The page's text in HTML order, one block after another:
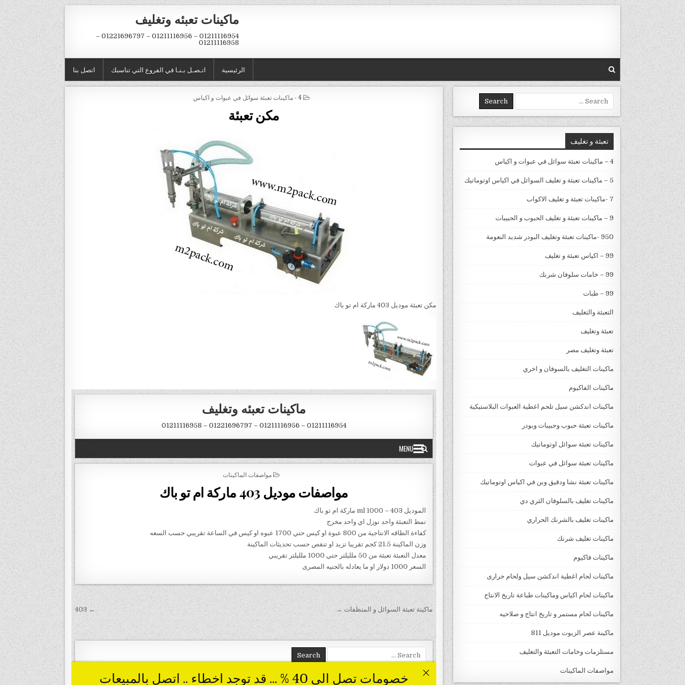
Skip to content
ماكينات تعبئه وتغليف
01211116954 – 01211116956 – 01221696797 –
01211116958
اتصل بنا اتـصـل بـنـا في الفروع التي تناسبك الرئيسية
POSTED IN
4 - ماكينات تعبئة سوائل في عبوات و اكياس
مكن تعبئة
مكن تعبئة موديل 403 ماركة ام تو باك
Search for:
تعبئة و تغليف
4 – ماكينات تعبئة سوائل في عبوات و اكياس
5 – ماكينات تعبئة و تغليف السوائل في اكياس اوتوماتيك
7 -ماكينات تعبئة و تغليف الاكواب
9 – ماكينات تعبئة و تغليف الحبوب و الحبيبات
950 -ماكينات تعبئة وتغليف البودر شديد النعومة
99 – اكياس تعبئة و تغليف
99 – خامات سلوفان شرنك
99 – طبات
التعبئة والتغليف
تعبئة وتغليف
تعبئة وتغليف مصر
ماكينات التغليف بالسوفان و اخري
ماكينات الفاكيوم
ماكينات اندكشن سيل تلحم اغطية العبوات البلاستيكية
ماكينات تعبئة حبوب وحبيبات وبودر
ماكينات تعبئة سوائل اوتوماتيك
ماكينات تعبئة سوائل في عبوات
ماكينات تعبئة نشا ودقيق وبن في اكياس اوتوماتيك
ماكينات تغليف بالسلوفان الثري دي
ماكينات تغليف بالشرنك الحراري
ماكينات تغليف شرنك
ماكينات فاكيوم
ماكينات لحام اغطية اندكشن سيل ولحام حرارى
ماكينات لحام اكياس وماكينات طباعة تاريخ الانتاج
ماكينات لحام مستمر و تاريخ انتاج و صلاحيه
ماكينة عصر الزيوت موديل 811
مستلزمات وخامات التعبئة والتغليف
مواصفات الماكينات